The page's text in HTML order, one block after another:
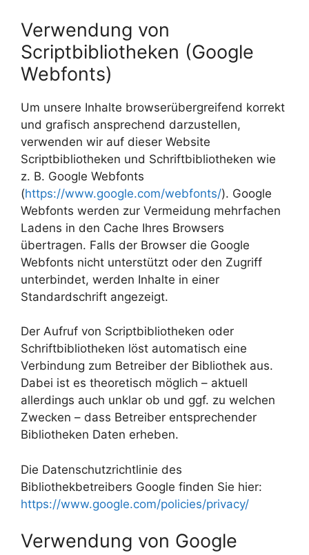
Verwendung von
Scriptbibliotheken (Google
Webfonts)
Um unsere Inhalte browserübergreifend korrekt
und grafisch ansprechend darzustellen,
verwenden wir auf dieser Website
Scriptbibliotheken und Schriftbibliotheken wie
z. B. Google Webfonts
(https://www.google.com/webfonts/). Google
Webfonts werden zur Vermeidung mehrfachen
Ladens in den Cache Ihres Browsers
übertragen. Falls der Browser die Google
Webfonts nicht unterstützt oder den Zugriff
unterbindet, werden Inhalte in einer
Standardschrift angezeigt.
Der Aufruf von Scriptbibliotheken oder
Schriftbibliotheken löst automatisch eine
Verbindung zum Betreiber der Bibliothek aus.
Dabei ist es theoretisch möglich – aktuell
allerdings auch unklar ob und ggf. zu welchen
Zwecken – dass Betreiber entsprechender
Bibliotheken Daten erheben.
Die Datenschutzrichtlinie des
Bibliothekbetreibers Google finden Sie hier:
https://www.google.com/policies/privacy/
Verwendung von Google